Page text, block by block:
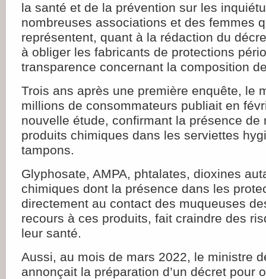
la santé et de la prévention sur les
nombreuses associations et des femmes
représentent, quant à la rédaction du
à obliger les fabricants de protections
transparence concernant la composition
Trois ans après une première enquête, le
millions de consommateurs publiait en
nouvelle étude, confirmant la présence de
produits chimiques dans les serviettes
tampons.
Glyphosate, AMPA, phtalates, dioxines
chimiques dont la présence dans les
directement au contact des muqueuses
recours à ces produits, fait craindre des
leur santé.
Aussi, au mois de mars 2022, le ministre
annonçait la préparation d’un décret pour